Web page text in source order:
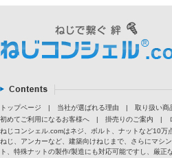
トップページ | 当社が選ばれる理由 | 取り扱い商
初めてご利用になるお客様へ
| 掛売りのご案内 |
ねじコンシェル.comはネジ、ボルト、ナットなど10
ねじ、アンカーなど、建築向けねじまで、さらにマシ
ト、特殊ナットの製作/製造にも対応可能ですし、厳